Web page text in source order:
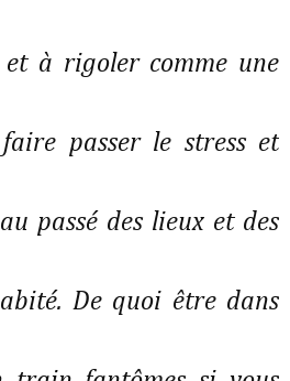
et à rigoler comme une
passer le stress et
passé des lieux et des
De quoi être dans